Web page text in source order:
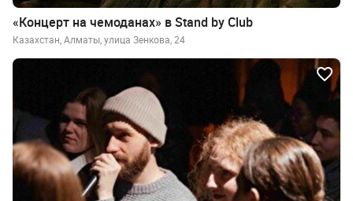
«Концерт на чемоданах» в Stand by Club
Казахстан, Алматы, улица Зенкова, 24